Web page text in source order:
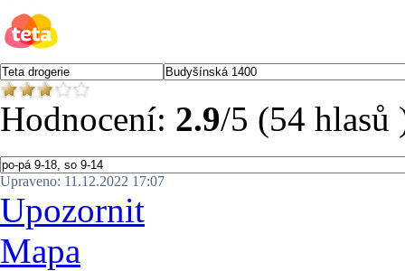
Hodnocení: 2.9/5 (54 hlasů
Upraveno: 11.12.2022 17:07
Upozornit
Mapa